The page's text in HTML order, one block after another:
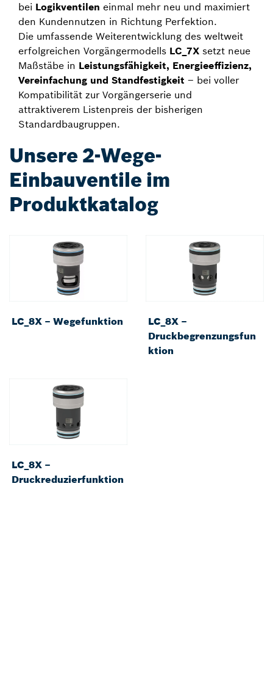
bei Logikventilen einmal mehr neu und maximiert
den Kundennutzen in Richtung Perfektion.
Die umfassende Weiterentwicklung des weltweit
erfolgreichen Vorgängermodells LC_7X setzt neue
Maßstäbe in Leistungsfähigkeit, Energieeffizienz,
Vereinfachung und Standfestigkeit – bei voller
Kompatibilität zur Vorgängerserie und
attraktiverem Listenpreis der bisherigen
Standardbaugruppen.
Unsere 2-Wege-
Einbauventile im
Produktkatalog
LC_8X – Wegefunktion
LC_8X –
Druckbegrenzungsfun
ktion
LC_8X –
Druckreduzierfunktion